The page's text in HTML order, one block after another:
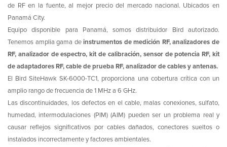
de RF en la fuente, al mejor precio del mercado nacional. Ubicados en
Panamá City.
Equipo disponible para Panamá, somos distribuidor Bird autorizado.
Tenemos amplia gama deinstrumentos de medición RF, analizadores de
RF, analizador de espectro, kit de calibración, sensor de potencia RF, kit
de adaptadores RF, cable de prueba RF, analizador de cables y antenas.
El Bird SiteHawk SK-6000-TC1, proporciona una cobertura crítica con un
amplio rango de frecuencia de 1 MHz a 6 GHz.
Las discontinuidades, los defectos en el cable, malas conexiones, sulfato,
humedad, intermodulaciones (PIM) (AIM) pueden ser un problema real y
causar reflejos significativos por cables dañados, conectores sueltos o
instalados incorrectamente y factores ambientales.